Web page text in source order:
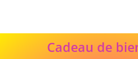
deCadeau de